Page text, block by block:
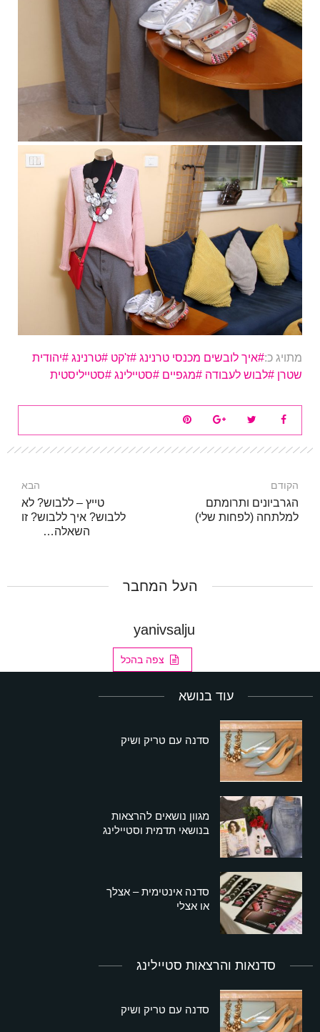
מתויג כ: איך לובשים מכנסי טרנינג ז'קט טרנינג
יהודית
שטרן
לבוש לעבודה מגפיים סטיילינג סטייליסטית
הקודם
הגרביונים ותרומתם
למלתחה (לפחות שלי)
הבא
טייץ – ללבוש? לא
ללבוש? איך ללבוש? זו
השאלה…
העל המחבר
yanivsalju
צפה בהכל
עוד בנושא
סדנה עם טריק ושיק
מגוון נושאים להרצאות
בנושאי תדמית וסטיילינג
סדנה אינטימית – אצלך
או אצלי
סדנאות והרצאות סטיילינג
סדנה עם טריק ושיק